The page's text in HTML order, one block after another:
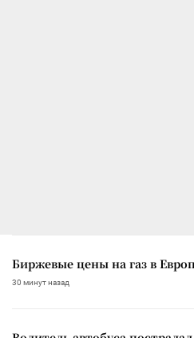
Биржевые цены на газ в
30 минут назад